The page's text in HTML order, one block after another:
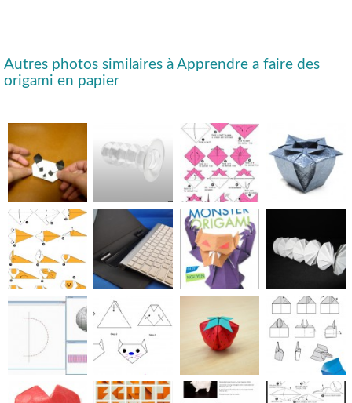
Autres photos similaires à Apprendre a faire des
origami en papier